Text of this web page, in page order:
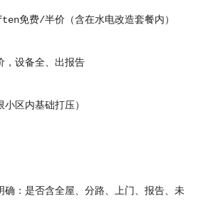
费/半价（含在水电改造套餐内）
设备全、出报告
区内基础打压）
：是否含全屋、分路、上门、报告、未